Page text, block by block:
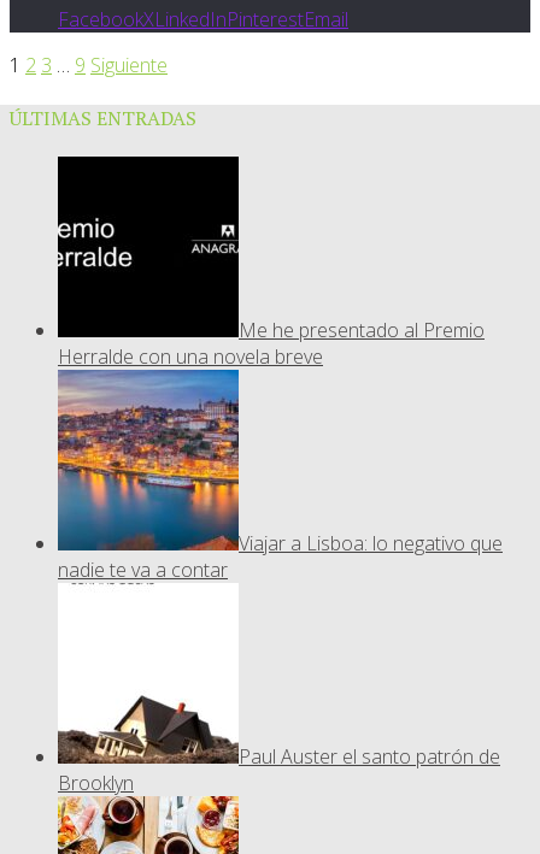
FacebookXLinkedInPinterestEmail
1 2 3 … 9 Siguiente
ÚLTIMAS ENTRADAS
Me he presentado al Premio
Herralde con una novela breve
Viajar a Lisboa: lo negativo que
nadie te va a contar
Paul Auster el santo patrón de
Brooklyn